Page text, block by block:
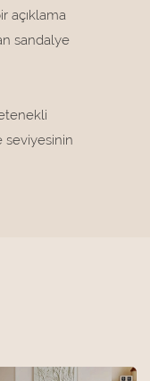
açıklama
sandalye
seviyesinin